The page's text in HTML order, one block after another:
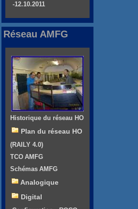
-12.10.2011
Réseau AMFG
Historique du réseau HO
Plan du réseau HO
(RAILY 4.0)
TCO AMFG
Schémas AMFG
Analogique
Digital